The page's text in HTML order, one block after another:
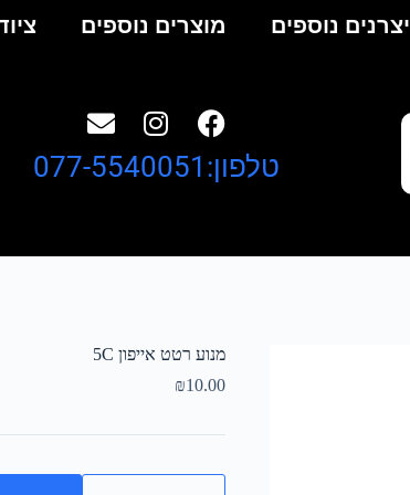
יצרנים נוספים מוצרים נוספים
טלפון:077-5540051
מנוע רטט אייפון 5C
₪10.00